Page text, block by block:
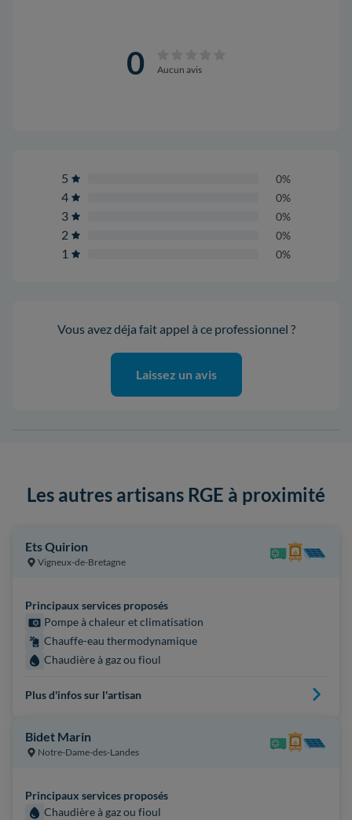
0 Aucun avis
5 0%
4 0%
3 0%
2 0%
1 0%
Vous avez déja fait appel à ce professionnel ?
Laissez un avis
Les autres artisans RGE à proximité
Ets Quirion
Vigneux-de-Bretagne
Principaux services proposés
Pompe à chaleur et climatisation
Chauffe-eau thermodynamique
Chaudière à gaz ou fioul
Plus d'infos sur l'artisan
Bidet Marin
Notre-Dame-des-Landes
Principaux services proposés
Chaudière à gaz ou fioul